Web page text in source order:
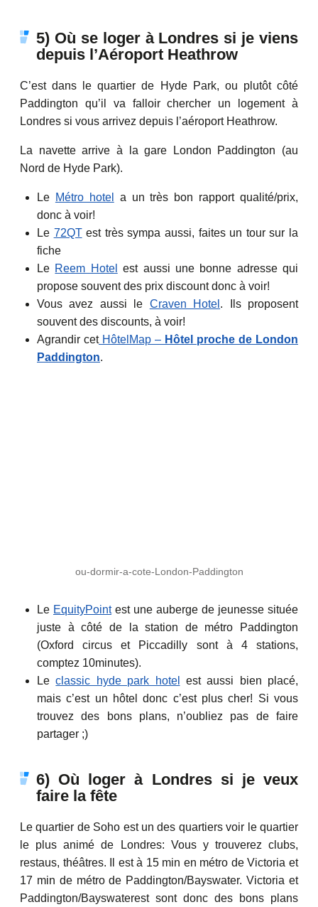
5) Où se loger à Londres si je viens
depuis l’Aéroport Heathrow
C’est dans le quartier de Hyde Park, ou plutôt côté
Paddington qu’il va falloir chercher un logement à
Londres si vous arrivez depuis l’aéroport Heathrow.
La navette arrive à la gare London Paddington (au
Nord de Hyde Park).
Le Métro hotel
a un très bon rapport qualité/prix,
donc à voir!
Le 72QTest très sympa aussi, faites un tour sur la
fiche
Le Reem Hotel
est aussi une bonne adresse qui
propose souvent des prix discount donc à voir!
Vous avez aussi le Craven Hotel . Ils proposent
souvent des discounts, à voir!
Agrandir cetHôtelMap – Hôtel proche de London
Paddington.
ou-dormir-a-cote-London-Paddington
Le EquityPointest une auberge de jeunesse située
juste à côté de la station de métro Paddington
(Oxford circus et Piccadilly sont à 4 stations,
comptez 10minutes).
Leclassic hyde park hotel
est aussi bien placé,
mais c’est un hôtel donc c’est plus cher! Si vous
trouvez des bons plans, n’oubliez pas de faire
partager ;)
6) Où loger à Londres si je veux
faire la fête
Le quartier de Soho est un des quartiers voir le quartier
le plus animé de Londres: Vous y trouverez clubs,
restaus, théâtres. Il est à 15 min en métro de Victoria et
17 min de métro de Paddington/Bayswater. Victoria et
Paddington/Bayswaterest sont donc des bons plans